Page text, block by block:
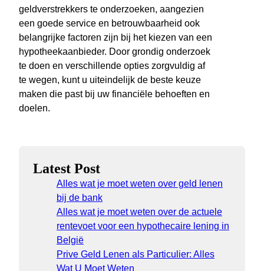
geldverstrekkers te onderzoeken, aangezien
een goede service en betrouwbaarheid ook
belangrijke factoren zijn bij het kiezen van een
hypotheekaanbieder. Door grondig onderzoek
te doen en verschillende opties zorgvuldig af
te wegen, kunt u uiteindelijk de beste keuze
maken die past bij uw financiële behoeften en
doelen.
Latest Post
Alles wat je moet weten over geld lenen
bij de bank
Alles wat je moet weten over de actuele
rentevoet voor een hypothecaire lening in
België
Prive Geld Lenen als Particulier: Alles
Wat U Moet Weten